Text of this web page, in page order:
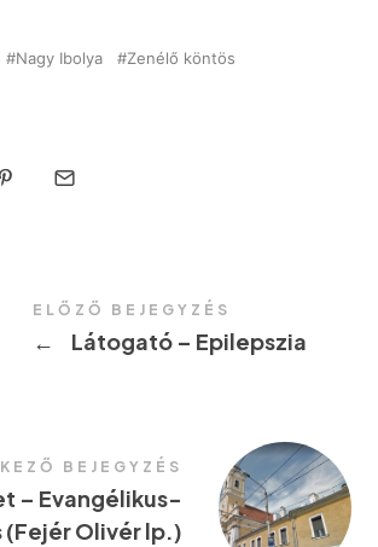
Nagy Ibolya Zenélő köntös
ELŐZŐ BEJEGYZÉS
← Látogató – Epilepszia
BEJEGYZÉS
– Evangélikus-
(Fejér Olivér lp.)